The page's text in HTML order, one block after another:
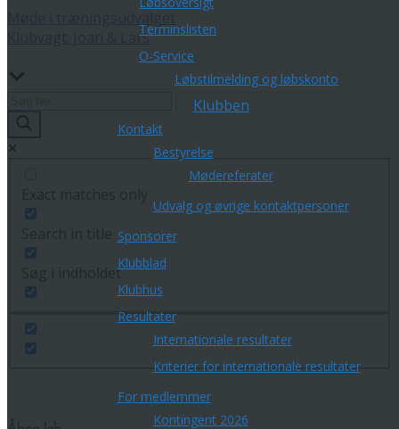
Terminslisten
O-Service
Løbstilmelding og løbskonto
Klubben
Kontakt
Bestyrelse
Mødereferater
Udvalg og øvrige kontaktpersoner
Sponsorer
Klubblad
Klubhus
Resultater
Internationale resultater
Kriterier for internationale resultater
For medlemmer
Kontingent 2026
Klubvagt: Joan & Lars
Søg i indholdet